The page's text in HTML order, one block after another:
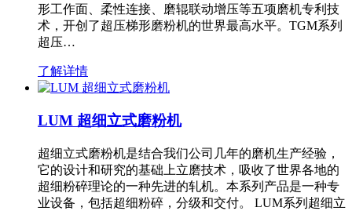
形工作面、柔性连接、磨辊联动增压等五项磨机专利技
术，开创了超压梯形磨粉机的世界最高水平。TGM系列
超压…
了解详情
LUM 超细立式磨粉机
超细立式磨粉机是结合我们公司几年的磨机生产经验，
它的设计和研究的基础上立磨技术，吸收了世界各地的
超细粉碎理论的一种先进的轧机。本系列产品是一种专
业设备，包括超细粉碎，分级和交付。 LUM系列超细立